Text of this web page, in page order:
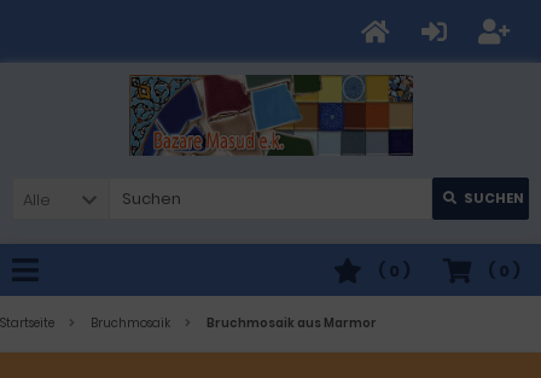
Alle SUCHEN
( 0 )
( 0 )
Startseite Bruchmosaik Bruchmosaik aus Marmor